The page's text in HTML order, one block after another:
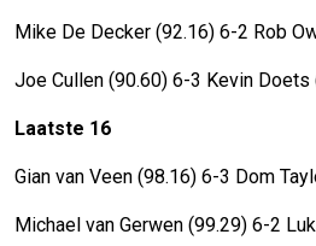
Mike De Decker (92.16) 6-2 Rob
Joe Cullen (90.60) 6-3 Kevin Doets
Laatste 16
Gian van Veen (98.16) 6-3 Dom
Michael van Gerwen (99.29) 6-2